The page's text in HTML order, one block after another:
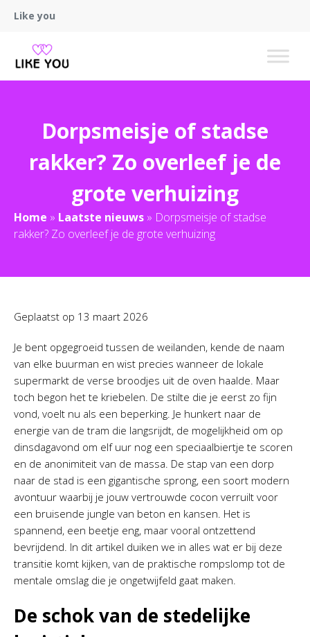
Like you
Dorpsmeisje of stadse
rakker? Zo overleef je de
grote verhuizing
Home » Laatste nieuws » Dorpsmeisje of stadse
rakker? Zo overleef je de grote verhuizing
Geplaatst op 13 maart 2026
Je bent opgegroeid tussen de weilanden, kende de naam
van elke buurman en wist precies wanneer de lokale
supermarkt de verse broodjes uit de oven haalde. Maar
toch begon het te kriebelen. De stilte die je eerst zo fijn
vond, voelt nu als een beperking. Je hunkert naar de
energie van de tram die langsrijdt, de mogelijkheid om op
dinsdagavond om elf uur nog een speciaalbiertje te scoren
en de anonimiteit van de massa. De stap van een dorp
naar de stad is een gigantische sprong, een soort modern
avontuur waarbij je jouw vertrouwde cocon verruilt voor
een bruisende jungle van beton en kansen. Het is
spannend, een beetje eng, maar vooral ontzettend
bevrijdend. In dit artikel duiken we in alles wat er bij deze
transitie komt kijken, van de praktische rompslomp tot de
mentale omslag die je ongetwijfeld gaat maken.
De schok van de stedelijke